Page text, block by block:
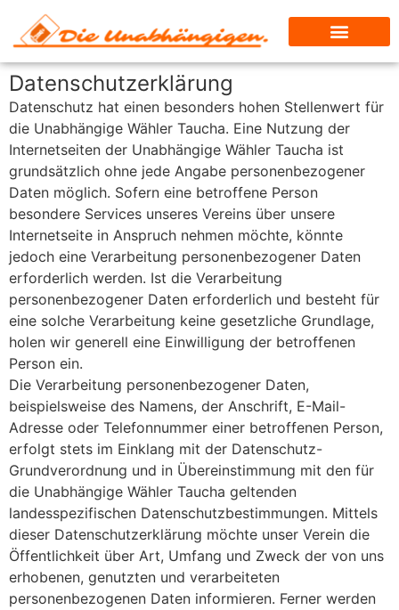
Datenschutzerklärung
Datenschutz hat einen besonders hohen Stellenwert für
die Unabhängige Wähler Taucha. Eine Nutzung der
Internetseiten der Unabhängige Wähler Taucha ist
grundsätzlich ohne jede Angabe personenbezogener
Daten möglich. Sofern eine betroffene Person
besondere Services unseres Vereins über unsere
Internetseite in Anspruch nehmen möchte, könnte
jedoch eine Verarbeitung personenbezogener Daten
erforderlich werden. Ist die Verarbeitung
personenbezogener Daten erforderlich und besteht für
eine solche Verarbeitung keine gesetzliche Grundlage,
holen wir generell eine Einwilligung der betroffenen
Person ein.
Die Verarbeitung personenbezogener Daten,
beispielsweise des Namens, der Anschrift, E-Mail-
Adresse oder Telefonnummer einer betroffenen Person,
erfolgt stets im Einklang mit der Datenschutz-
Grundverordnung und in Übereinstimmung mit den für
die Unabhängige Wähler Taucha geltenden
landesspezifischen Datenschutzbestimmungen. Mittels
dieser Datenschutzerklärung möchte unser Verein die
Öffentlichkeit über Art, Umfang und Zweck der von uns
erhobenen, genutzten und verarbeiteten
personenbezogenen Daten informieren. Ferner werden